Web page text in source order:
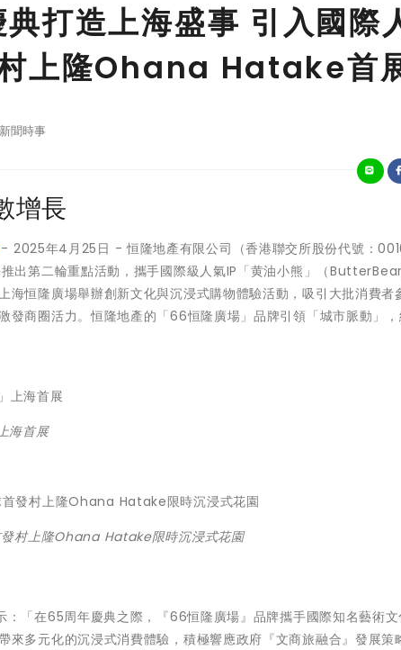
打造上海盛事 引入國際
上隆Ohana Hatake首
新聞時事
增長
- 2025年4月25日 - 恒隆地產有限公司（香港聯交所股份代號：
出第二輪重點活動，攜手國際級人氣IP「黄油小熊」（
海恒隆廣場舉辦創新文化與沉浸式購物體驗活動，吸引大批消費者
發商圈活力。恒隆地產的「66恒隆廣場」品牌引領「城市脈動」
海首展
村上隆Ohana Hatake限時沉浸式花園
「在65周年慶典之際，『66恒隆廣場』品牌攜手國際知名藝術文
來多元化的沉浸式消費體驗，積極響應政府『文商旅融合』發展策